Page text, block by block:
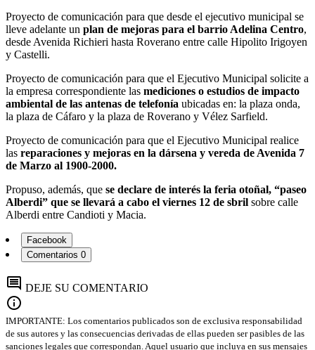
Proyecto de comunicación para que desde el ejecutivo municipal se
lleve adelante un plan de mejoras para el barrio Adelina Centro,
desde Avenida Richieri hasta Roverano entre calle Hipolito Irigoyen
y Castelli.
Proyecto de comunicación para que el Ejecutivo Municipal solicite a
la empresa correspondiente las mediciones o estudios de impacto
ambiental de las antenas de telefonía ubicadas en: la plaza onda,
la plaza de Cáfaro y la plaza de Roverano y Vélez Sarfield.
Proyecto de comunicación para que el Ejecutivo Municipal realice
las reparaciones y mejoras en la dársena y vereda de Avenida 7
de Marzo al 1900-2000.
Propuso, además, que se declare de interés la feria otoñal, “paseo
Alberdi” que se llevará a cabo el viernes 12 de sbril sobre calle
Alberdi entre Candioti y Macia.
Facebook
Comentarios 0
comment DEJE SU COMENTARIO
info
IMPORTANTE: Los comentarios publicados son de exclusiva responsabilidad
de sus autores y las consecuencias derivadas de ellas pueden ser pasibles de las
sanciones legales que correspondan. Aquel usuario que incluya en sus mensajes